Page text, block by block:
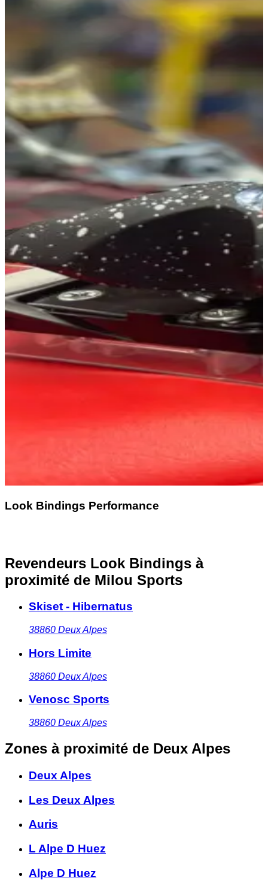
Look Bindings Performance
Revendeurs Look Bindings à
proximité de Milou Sports
Skiset - Hibernatus
38860 Deux Alpes
Hors Limite
38860 Deux Alpes
Venosc Sports
38860 Deux Alpes
Zones à proximité de Deux Alpes
Deux Alpes
Les Deux Alpes
Auris
L Alpe D Huez
Alpe D Huez